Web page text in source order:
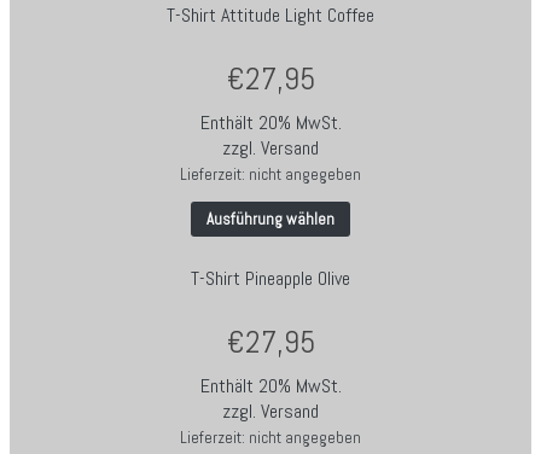
T-Shirt Attitude Light Coffee
€27,95
Enthält 20% MwSt.
zzgl. Versand
Lieferzeit: nicht angegeben
Ausführung wählen
T-Shirt Pineapple Olive
€27,95
Enthält 20% MwSt.
zzgl. Versand
Lieferzeit: nicht angegeben